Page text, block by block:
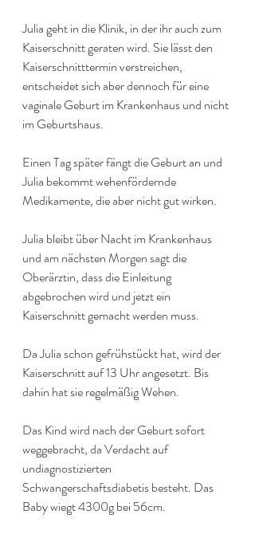
Julia geht in die Klinik, in der ihr auch zum
Kaiserschnitt geraten wird. Sie lässt den
Kaiserschnitttermin verstreichen,
entscheidet sich aber dennoch für eine
vaginale Geburt im Krankenhaus und nicht
im Geburtshaus.
Einen Tag später fängt die Geburt an und
Julia bekommt wehenfördernde
Medikamente, die aber nicht gut wirken.
Julia bleibt über Nacht im Krankenhaus
und am nächsten Morgen sagt die
Oberärztin, dass die Einleitung
abgebrochen wird und jetzt ein
Kaiserschnitt gemacht werden muss.
Da Julia schon gefrühstückt hat, wird der
Kaiserschnitt auf 13 Uhr angesetzt. Bis
dahin hat sie regelmäßig Wehen.
Das Kind wird nach der Geburt sofort
weggebracht, da Verdacht auf
undiagnostizierten
Schwangerschaftsdiabetis besteht. Das
Baby wiegt 4300g bei 56cm.